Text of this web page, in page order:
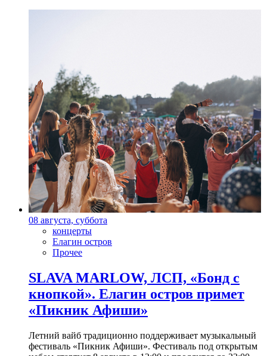
08 августа, суббота
концерты
Елагин остров
Прочее
SLAVA MARLOW, ЛСП, «Бонд с
кнопкой». Елагин остров примет
«Пикник Афиши»
Летний вайб традиционно поддерживает музыкальный
фестиваль «Пикник Афиши». Фестиваль под открытым